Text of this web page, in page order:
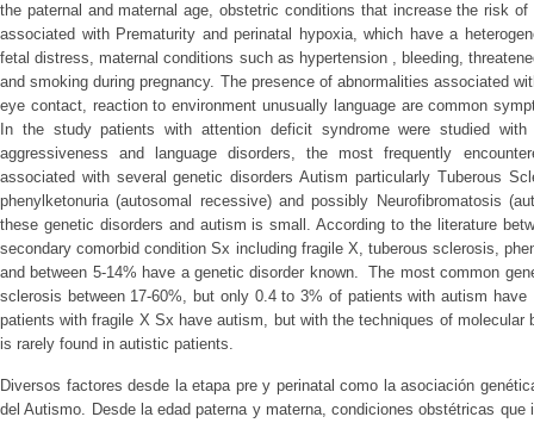
the paternal and maternal age, obstetric conditions that increase the risk
associated with Prematurity and perinatal hypoxia, which have a
fetal distress, maternal conditions such as hypertension , bleeding,
and smoking during pregnancy. The presence of abnormalities associated
eye contact, reaction to environment unusually language are common
In the study patients with attention deficit syndrome were studied
aggressiveness and language disorders, the most frequently
associated with several genetic disorders Autism particularly Tuberous
phenylketonuria (autosomal recessive) and possibly Neurofibromatosis
these genetic disorders and autism is small. According to the literature
secondary comorbid condition Sx including fragile X, tuberous sclerosis,
and between 5-14% have a genetic disorder known. The most common
sclerosis between 17-60%, but only 0.4 to 3% of patients with autism
patients with fragile X Sx have autism, but with the techniques of molecular
is rarely found in autistic patients.
Diversos factores desde la etapa pre y perinatal como la asociación
del Autismo. Desde la edad paterna y materna, condiciones obstétricas